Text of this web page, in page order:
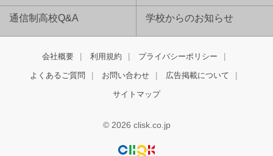
通信制高校Q&A 学校からのお知らせ
会社概要 利用規約 プライバシーポリシー
よくあるご質問 お問い合わせ 広告掲載について
サイトマップ
© 2026 clisk.co.jp